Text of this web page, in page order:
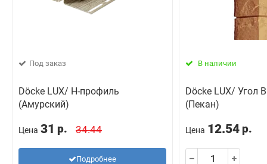
Под заказ
Döcke LUX/ Н-профиль
(Амурский)
Цена 31 р. 34.44
Подробнее
В наличии
Döcke LUX/ Угол
(Пекан)
Цена 12.54 р.